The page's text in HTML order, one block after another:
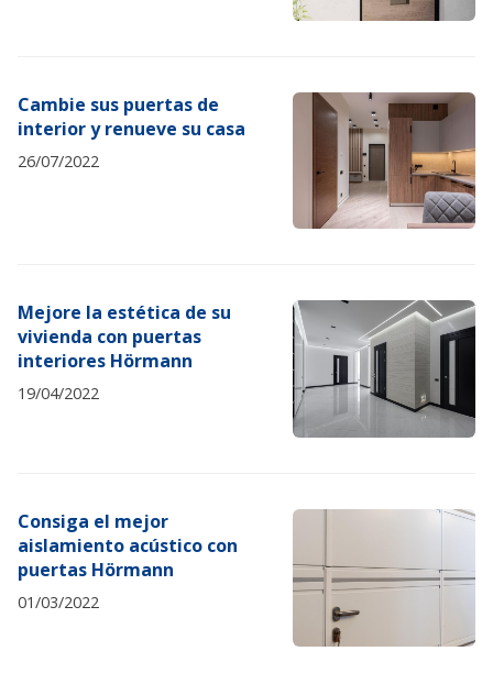
Cambie sus puertas de
interior y renueve su casa
26/07/2022
Mejore la estética de su
vivienda con puertas
interiores Hörmann
19/04/2022
Consiga el mejor
aislamiento acústico con
puertas Hörmann
01/03/2022